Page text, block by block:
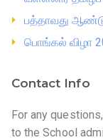
பத்தாவது
பொங்கல் விழா
Contact Info
For any
to the School